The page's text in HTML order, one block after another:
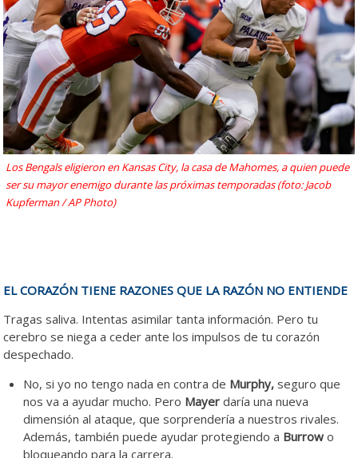
Los Bengals eligieron en Kansas City, la casa de Mahomes, a quien puede
ser su mayor enemigo durante las próximas temporadas (foto: Jacob
Kupferman / AP Photo)
EL CORAZÓN TIENE RAZONES QUE LA RAZÓN NO ENTIENDE
Tragas saliva. Intentas asimilar tanta información. Pero tu
cerebro se niega a ceder ante los impulsos de tu corazón
despechado.
No, si yo no tengo nada en contra de Murphy, seguro que
nos va a ayudar mucho. Pero Mayer daría una nueva
dimensión al ataque, que sorprendería a nuestros rivales.
Además, también puede ayudar protegiendo a Burrow o
bloqueando para la carrera.